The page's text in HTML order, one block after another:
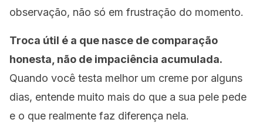
observação, não só em frustração do momento.
Troca útil é a que nasce de comparação
honesta, não de impaciência acumulada.
Quando você testa melhor um creme por alguns
dias, entende muito mais do que a sua pele pede
e o que realmente faz diferença nela.